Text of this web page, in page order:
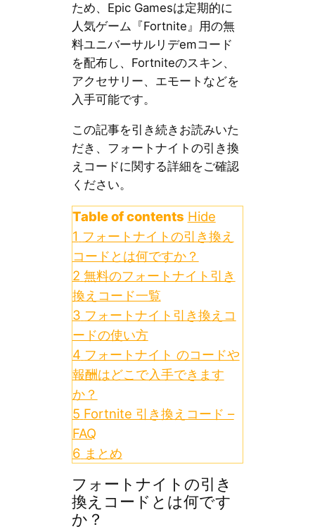
ため、Epic Gamesは定期的に
人気ゲーム『Fortnite』用の無
料ユニバーサルリデemコード
を配布し、Fortniteのスキン、
アクセサリー、エモートなどを
入手可能です。
この記事を引き続きお読みいた
だき、フォートナイトの引き換
えコードに関する詳細をご確認
ください。
Table of contents Hide
1 フォートナイトの引き換え
コードとは何ですか？
2 無料のフォートナイト引き
換えコード一覧
3 フォートナイト引き換えコ
ードの使い方
4 フォートナイト のコードや
報酬はどこで入手できます
か？
5 Fortnite 引き換えコード –
FAQ
6 まとめ
フォートナイトの引き
換えコードとは何です
か？